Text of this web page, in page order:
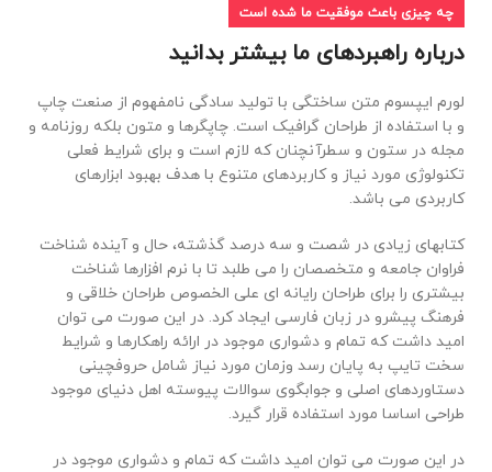
چه چیزی باعث موفقیت ما شده است
درباره راهبردهای ما بیشتر بدانید
لورم ایپسوم متن ساختگی با تولید سادگی نامفهوم از صنعت چاپ
و با استفاده از طراحان گرافیک است. چاپگرها و متون بلکه روزنامه و
مجله در ستون و سطرآنچنان که لازم است و برای شرایط فعلی
تکنولوژی مورد نیاز و کاربردهای متنوع با هدف بهبود ابزارهای
کاربردی می باشد.
کتابهای زیادی در شصت و سه درصد گذشته، حال و آینده شناخت
فراوان جامعه و متخصصان را می طلبد تا با نرم افزارها شناخت
بیشتری را برای طراحان رایانه ای علی الخصوص طراحان خلاقی و
فرهنگ پیشرو در زبان فارسی ایجاد کرد. در این صورت می توان
امید داشت که تمام و دشواری موجود در ارائه راهکارها و شرایط
سخت تایپ به پایان رسد وزمان مورد نیاز شامل حروفچینی
دستاوردهای اصلی و جوابگوی سوالات پیوسته اهل دنیای موجود
طراحی اساسا مورد استفاده قرار گیرد.
در این صورت می توان امید داشت که تمام و دشواری موجود در